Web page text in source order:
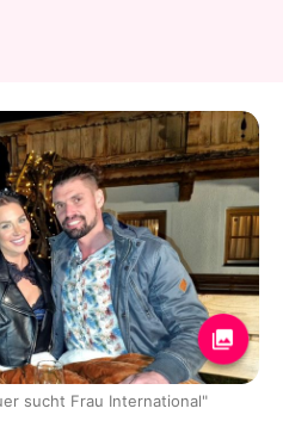
sucht Frau International"